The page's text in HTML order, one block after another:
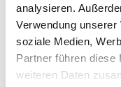
analysieren.
Verwendung
soziale Medien,
Partner führen diese
weiteren Daten
Mehr
jetzt